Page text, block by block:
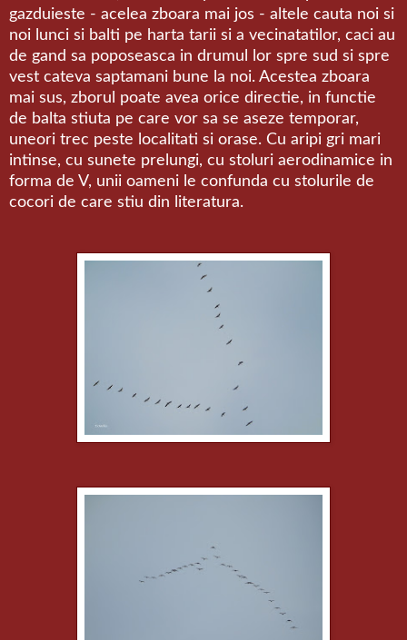
gazduieste - acelea zboara mai jos - altele cauta noi si
noi lunci si balti pe harta tarii si a vecinatatilor, caci au
de gand sa poposeasca in drumul lor spre sud si spre
vest cateva saptamani bune la noi. Acestea zboara
mai sus, zborul poate avea orice directie, in functie
de balta stiuta pe care vor sa se aseze temporar,
uneori trec peste localitati si orase. Cu aripi gri mari
intinse, cu sunete prelungi, cu stoluri aerodinamice in
forma de V, unii oameni le confunda cu stolurile de
cocori de care stiu din literatura.